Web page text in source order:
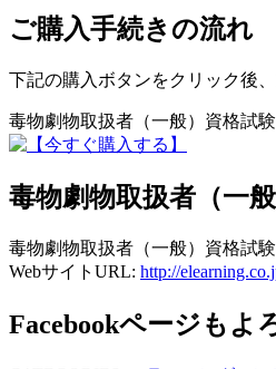
ご購入手続きの流れ
下記の購入ボタンをクリック後
毒物劇物取扱者（一般）資格試
毒物劇物取扱者（一
毒物劇物取扱者（一般）資格試
WebサイトURL: http://
Facebookページもよ